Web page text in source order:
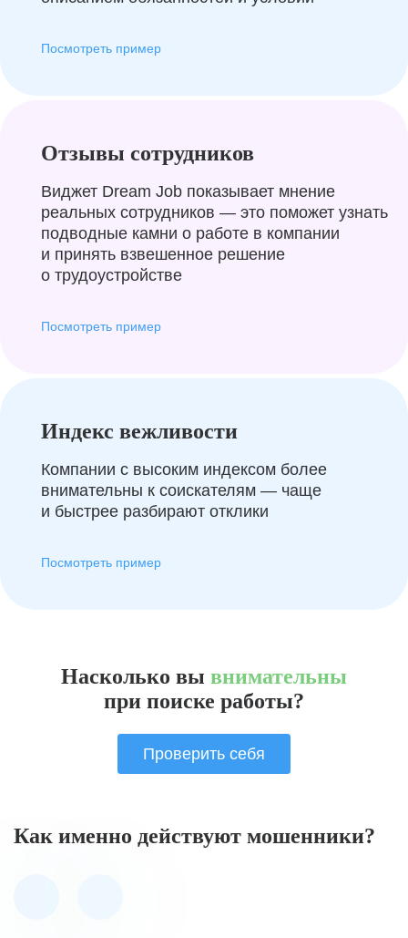
Посмотреть пример
Отзывы сотрудников
Виджет Dream Job показывает мнение
реальных сотрудников — это поможет узнать
подводные камни о работе в компании
и принять взвешенное решение
о трудоустройстве
Посмотреть пример
Индекс вежливости
Компании с высоким индексом более
внимательны к соискателям — чаще
и быстрее разбирают отклики
Посмотреть пример
Насколько вы внимательны
при поиске работы?
Проверить себя
Как именно действуют мошенники?